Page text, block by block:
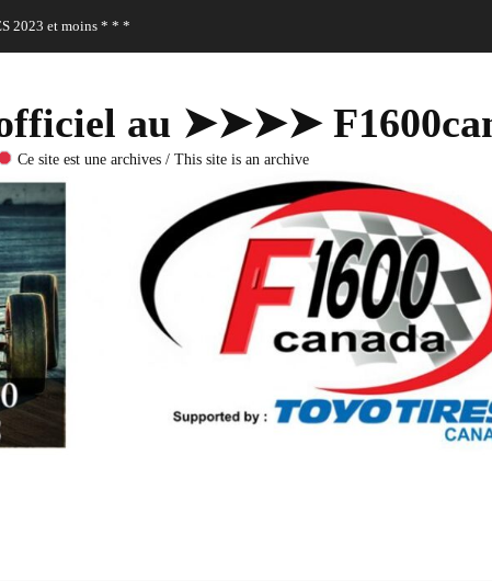
2023 et moins * * *
au ➤➤➤➤
Ce site est une archives / This site is an archive